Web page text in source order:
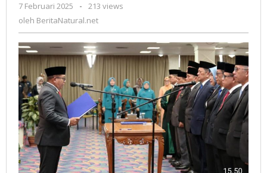
di
Pemprov
Lampung
7 Februari 2025
oleh
BeritaNatural.net
-
213 views
oleh BeritaNatural.net